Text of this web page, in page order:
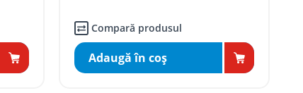
Compară produsul
Adaugă în coş